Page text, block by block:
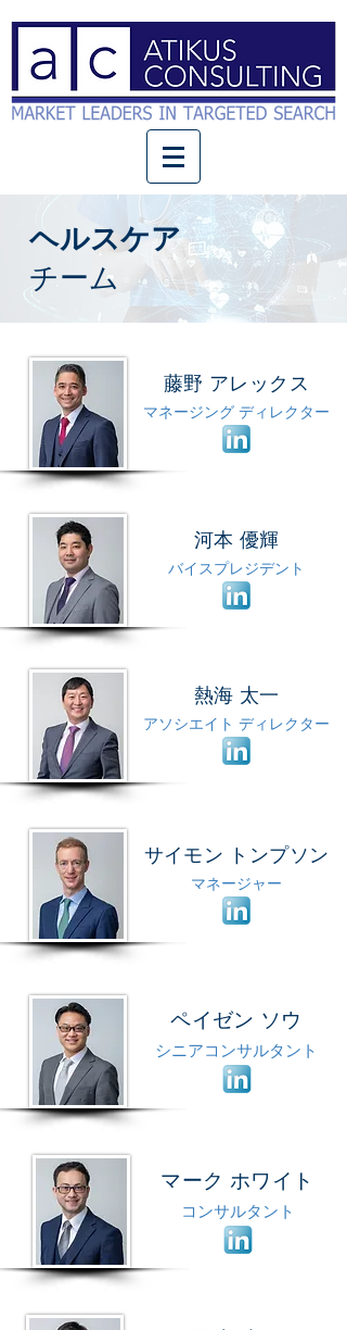
ヘルスケア
チーム
藤野 アレックス
マネージング ディレクター
河本 優輝
バイスプレジデント
熱海 太一
アソシエイト ディレクター
サイモン トンプソン
マネージャー
ペイゼン ソウ
シニアコンサルタント
マーク ホワイト
コンサルタント